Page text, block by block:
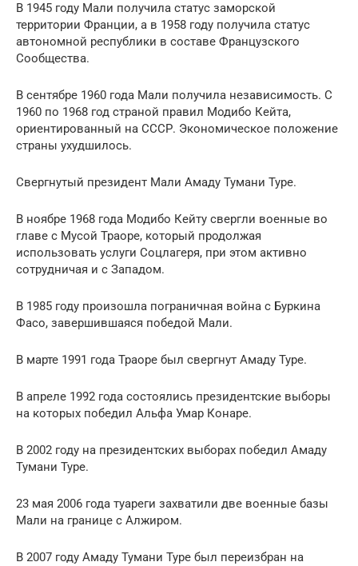
В 1945 году Мали получила статус заморской
территории Франции, а в 1958 году получила статус
автономной республики в составе Французского
Сообщества.
В сентябре 1960 года Мали получила независимость. С
1960 по 1968 год страной правил Модибо Кейта,
ориентированный на СССР. Экономическое положение
страны ухудшилось.
Свергнутый президент Мали Амаду Тумани Туре.
В ноябре 1968 года Модибо Кейту свергли военные во
главе с Мусой Траоре, который продолжая
использовать услуги Соцлагеря, при этом активно
сотрудничая и с Западом.
В 1985 году произошла пограничная война с Буркина
Фасо, завершившаяся победой Мали.
В марте 1991 года Траоре был свергнут Амаду Туре.
В апреле 1992 года состоялись президентские выборы
на которых победил Альфа Умар Конаре.
В 2002 году на президентских выборах победил Амаду
Тумани Туре.
23 мая 2006 года туареги захватили две военные базы
Мали на границе с Алжиром.
В 2007 году Амаду Тумани Туре был переизбран на